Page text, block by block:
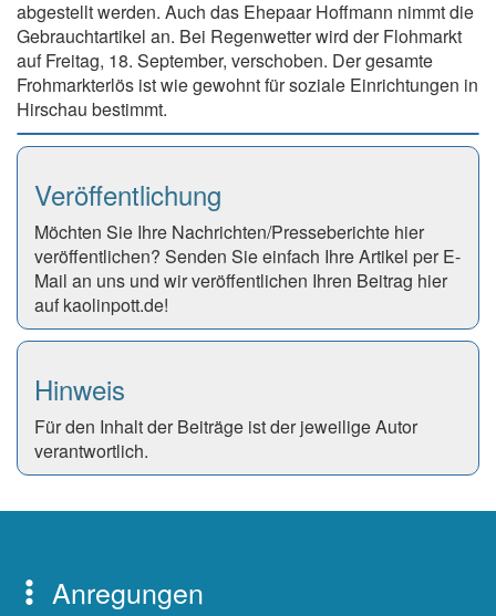
abgestellt werden. Auch das Ehepaar Hoffmann nimmt die
Gebrauchtartikel an. Bei Regenwetter wird der Flohmarkt
auf Freitag, 18. September, verschoben. Der gesamte
Frohmarkterlös ist wie gewohnt für soziale Einrichtungen in
Hirschau bestimmt.
Veröffentlichung
Möchten Sie Ihre Nachrichten/Presseberichte hier
veröffentlichen? Senden Sie einfach Ihre Artikel per E-
Mail an uns und wir veröffentlichen Ihren Beitrag hier
auf kaolinpott.de!
Hinweis
Für den Inhalt der Beiträge ist der jeweilige Autor
verantwortlich.
Anregungen